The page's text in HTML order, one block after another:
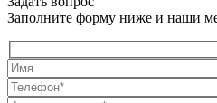
Заполните форму ниже и наши